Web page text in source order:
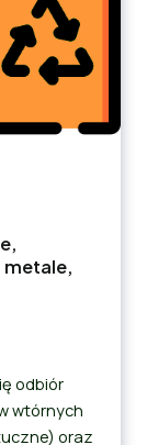
metale,
odbiór
wtórnych
oraz